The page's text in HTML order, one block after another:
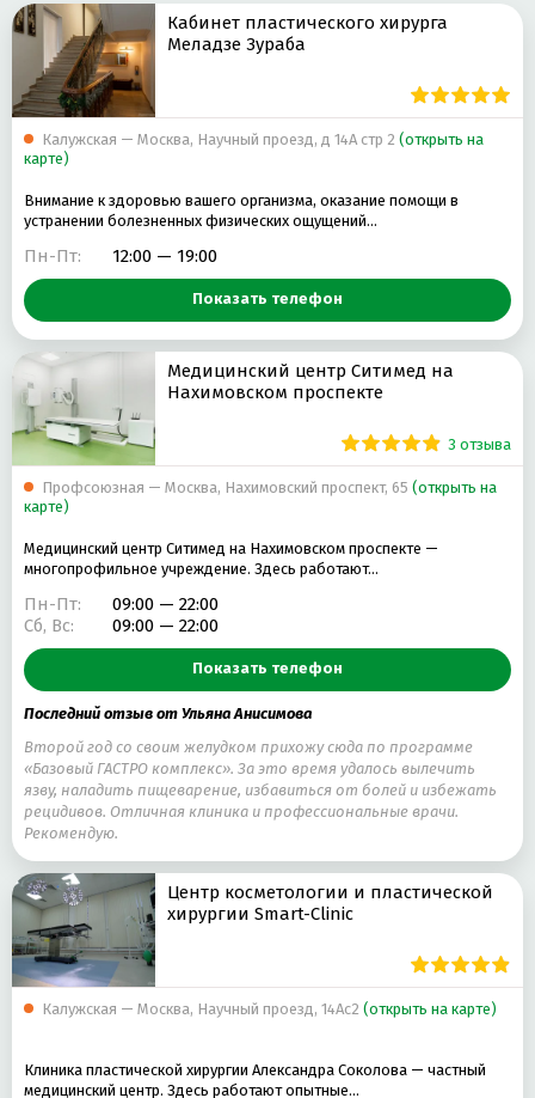
ДЕТСКАЯ ПАРИКМАХЕРСКАЯ НАРАЩИВАНИЕ НОГТЕЙ ГЕЛЕМ
СТРИЖКА ЖЕНСКАЯ ДЕТСКИЙ МАНИКЮР
АППАРАТНАЯ КОСМЕТОЛОГИЯ ЧИСТКА ЛИЦА
АППАРАТНЫЙ ПЕДИКЮР НАРАЩИВАНИЕ НОГТЕЙ
УКЛАДКА ВОЛОС КЛАССИЧЕСКИЙ МАНИКЮР
ЛИМФОДРЕНАЖНЫЙ МАССАЖ
ВЕЧЕРНЯЯ ПРИЧЕСКА АНТИЦЕЛЛЮЛИТНЫЙ МАССАЖ
КОМБИНИРОВАННЫЙ МАНИКЮР МЕЛИРОВАНИЕ ВОЛОС
СВАДЕБНАЯ ПРИЧЕСКА
Кабинет пластического хирурга
Меладзе Зураба
Калужская — Москва, Научный проезд, д 14А стр 2 (открыть на
карте)
Внимание к здоровью вашего организма, оказание помощи в
устранении болезненных физических ощущений…
Пн-Пт: 12:00 — 19:00
Показать телефон
Медицинский центр Ситимед на
Нахимовском проспекте
3 отзыва
Профсоюзная — Москва, Нахимовский проспект, 65 (открыть на
карте)
Медицинский центр Ситимед на Нахимовском проспекте —
многопрофильное учреждение. Здесь работают…
Пн-Пт:
09:00 — 22:00
Сб, Вс:
09:00 — 22:00
Показать телефон
Последний отзыв от Ульяна Анисимова
Второй год со своим желудком прихожу сюда по программе
«Базовый ГАСТРО комплекс». За это время удалось вылечить
язву, наладить пищеварение, избавиться от болей и избежать
рецидивов. Отличная клиника и профессиональные врачи.
Рекомендую.
Центр косметологии и пластической
хирургии Smart-Clinic
Калужская — Москва, Научный проезд, 14Ас2 (открыть на карте)
Клиника пластической хирургии Александра Соколова — частный
медицинский центр. Здесь работают опытные…